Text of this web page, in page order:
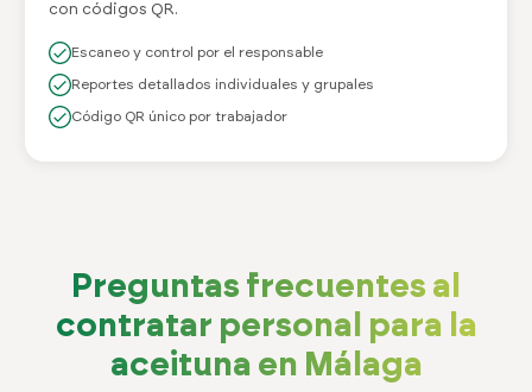
con códigos QR.
Escaneo y control por el responsable
Reportes detallados individuales y grupales
Código QR único por trabajador
Preguntas frecuentes al
contratar personal para la
aceituna en Málaga